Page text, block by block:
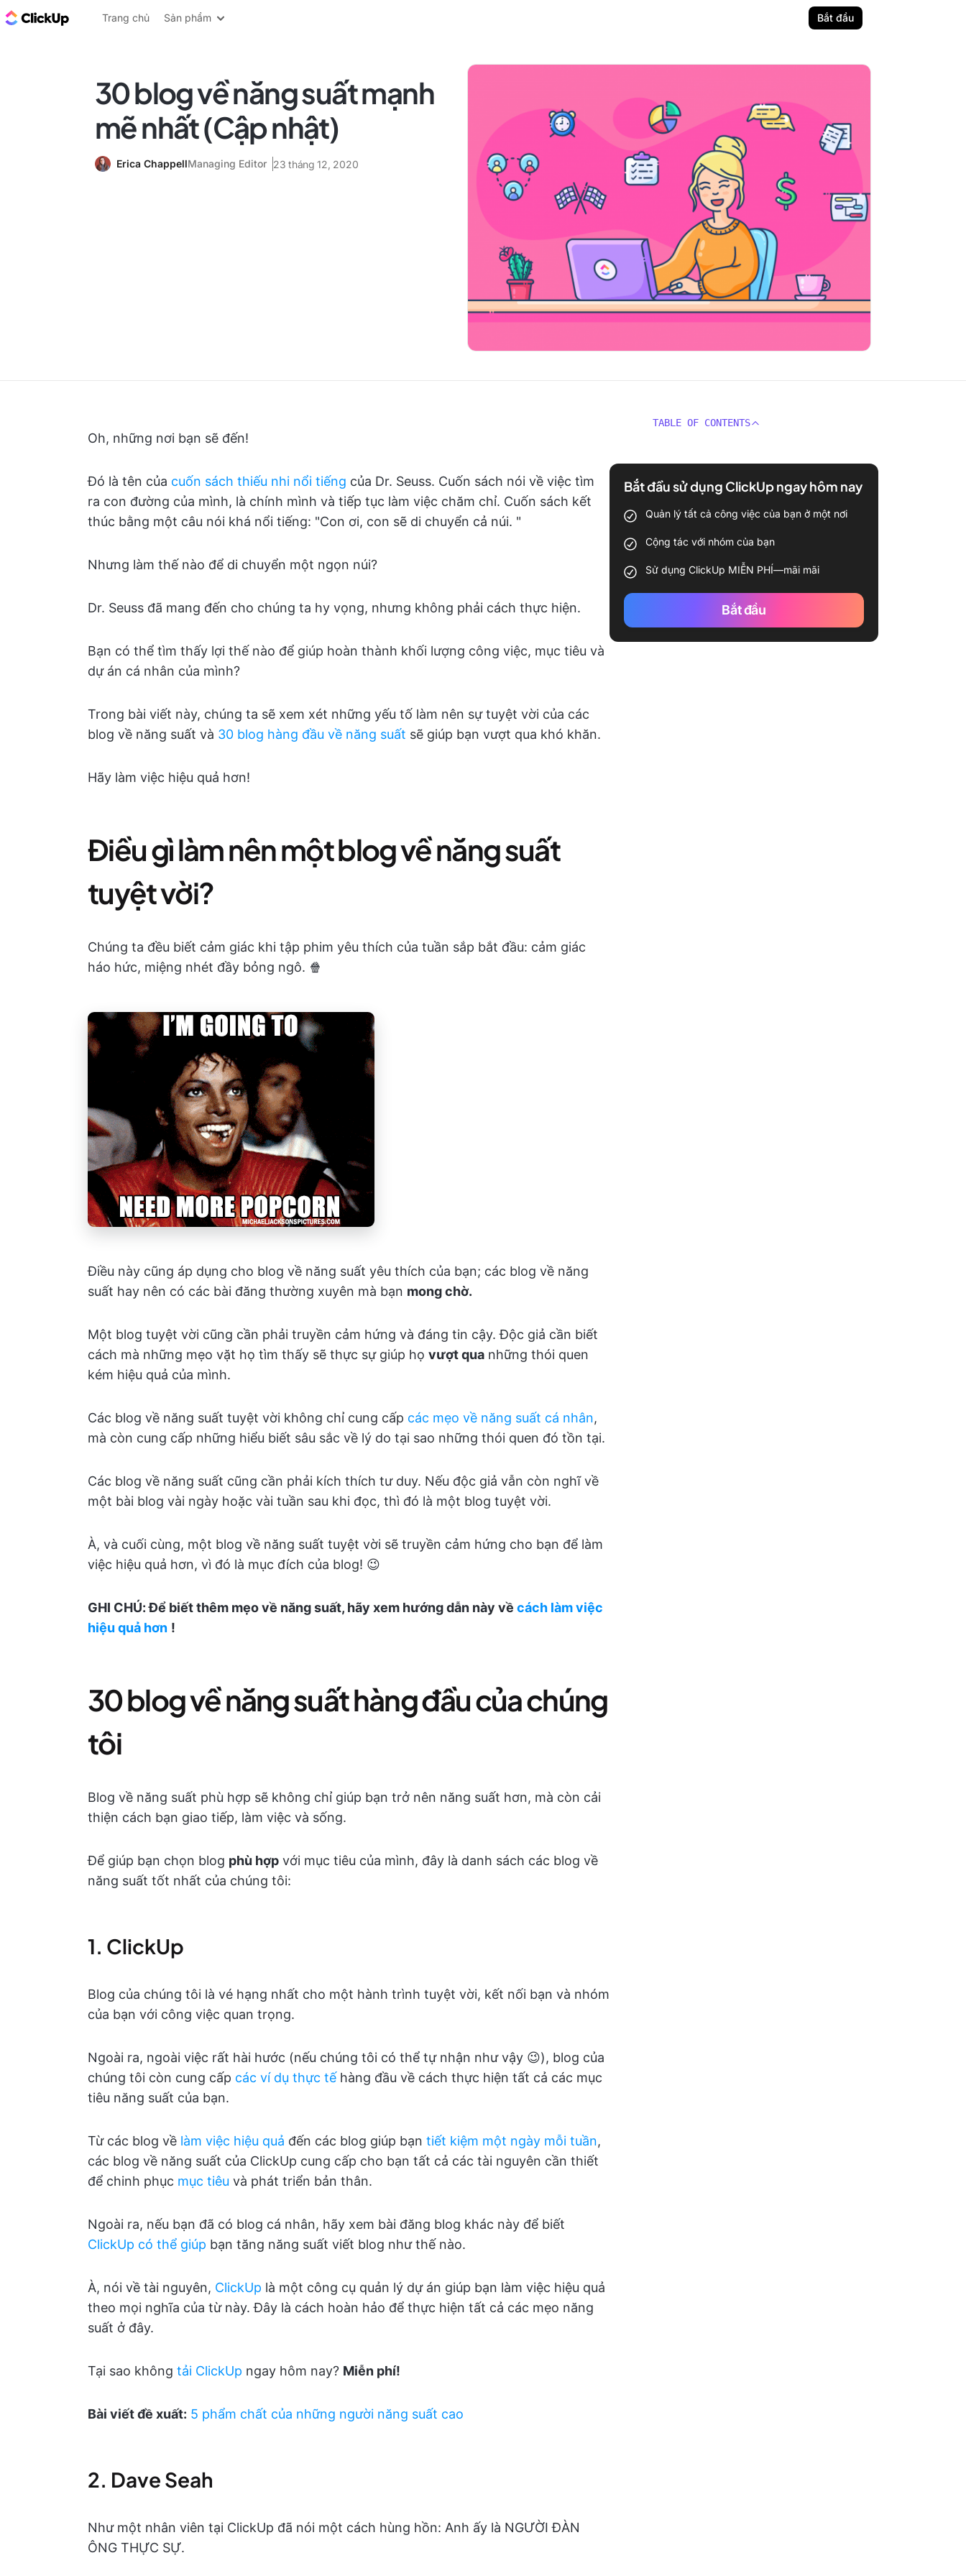
ClickUp Blog
Trang chủ Sản phẩm Bắt đầu
30 blog về năng suất mạnh
mẽ nhất (Cập nhật)
Erica ChappellManaging Editor 23 tháng 12, 2020
Oh, những nơi bạn sẽ đến!
Đó là tên của cuốn sách thiếu nhi nổi tiếng của Dr. Seuss. Cuốn sách nói về việc tìm
ra con đường của mình, là chính mình và tiếp tục làm việc chăm chỉ. Cuốn sách kết
thúc bằng một câu nói khá nổi tiếng: "Con ơi, con sẽ di chuyển cả núi. "
Nhưng làm thế nào để di chuyển một ngọn núi?
Dr. Seuss đã mang đến cho chúng ta hy vọng, nhưng không phải cách thực hiện.
Bạn có thể tìm thấy lợi thế nào để giúp hoàn thành khối lượng công việc, mục tiêu và
dự án cá nhân của mình?
Trong bài viết này, chúng ta sẽ xem xét những yếu tố làm nên sự tuyệt vời của các
blog về năng suất và 30 blog hàng đầu về năng suất sẽ giúp bạn vượt qua khó khăn.
Hãy làm việc hiệu quả hơn!
Điều gì làm nên một blog về năng suất
tuyệt vời?
Chúng ta đều biết cảm giác khi tập phim yêu thích của tuần sắp bắt đầu: cảm giác
háo hức, miệng nhét đầy bỏng ngô. 🍿
Điều này cũng áp dụng cho blog về năng suất yêu thích của bạn; các blog về năng
suất hay nên có các bài đăng thường xuyên mà bạn mong chờ.
Một blog tuyệt vời cũng cần phải truyền cảm hứng và đáng tin cậy. Độc giả cần biết
cách mà những mẹo vặt họ tìm thấy sẽ thực sự giúp họ vượt qua những thói quen
kém hiệu quả của mình.
Các blog về năng suất tuyệt vời không chỉ cung cấp các mẹo về năng suất cá nhân,
mà còn cung cấp những hiểu biết sâu sắc về lý do tại sao những thói quen đó tồn tại.
Các blog về năng suất cũng cần phải kích thích tư duy. Nếu độc giả vẫn còn nghĩ về
một bài blog vài ngày hoặc vài tuần sau khi đọc, thì đó là một blog tuyệt vời.
À, và cuối cùng, một blog về năng suất tuyệt vời sẽ truyền cảm hứng cho bạn để làm
việc hiệu quả hơn, vì đó là mục đích của blog! 😉
GHI CHÚ: Để biết thêm mẹo về năng suất, hãy xem hướng dẫn này về cách làm việc
hiệu quả hơn !
30 blog về năng suất hàng đầu của chúng
tôi
Blog về năng suất phù hợp sẽ không chỉ giúp bạn trở nên năng suất hơn, mà còn cải
thiện cách bạn giao tiếp, làm việc và sống.
Để giúp bạn chọn blog phù hợp với mục tiêu của mình, đây là danh sách các blog về
năng suất tốt nhất của chúng tôi:
1. ClickUp
Blog của chúng tôi là vé hạng nhất cho một hành trình tuyệt vời, kết nối bạn và nhóm
của bạn với công việc quan trọng.
Ngoài ra, ngoài việc rất hài hước (nếu chúng tôi có thể tự nhận như vậy 😉), blog của
chúng tôi còn cung cấp các ví dụ thực tế hàng đầu về cách thực hiện tất cả các mục
tiêu năng suất của bạn.
Từ các blog về làm việc hiệu quả đến các blog giúp bạn tiết kiệm một ngày mỗi tuần,
các blog về năng suất của ClickUp cung cấp cho bạn tất cả các tài nguyên cần thiết
để chinh phục mục tiêu và phát triển bản thân.
Ngoài ra, nếu bạn đã có blog cá nhân, hãy xem bài đăng blog khác này để biết
ClickUp có thể giúp bạn tăng năng suất viết blog như thế nào.
À, nói về tài nguyên, ClickUp là một công cụ quản lý dự án giúp bạn làm việc hiệu quả
theo mọi nghĩa của từ này. Đây là cách hoàn hảo để thực hiện tất cả các mẹo năng
suất ở đây.
Tại sao không tải ClickUp ngay hôm nay? Miễn phí!
Bài viết đề xuất: 5 phẩm chất của những người năng suất cao
2. Dave Seah
Như một nhân viên tại ClickUp đã nói một cách hùng hồn: Anh ấy là NGƯỜI ĐÀN
ÔNG THỰC SỰ.
TABLE OF CONTENTS
Bắt đầu sử dụng ClickUp ngay hôm nay
Quản lý tất cả công việc của bạn ở một nơi
Cộng tác với nhóm của bạn
Sử dụng ClickUp MIỄN PHÍ—mãi mãi
Bắt đầu